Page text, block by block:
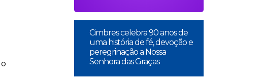
Cimbres celebra 90 anos de
uma história de fé, devoção e
peregrinação a Nossa
Senhora das Graças